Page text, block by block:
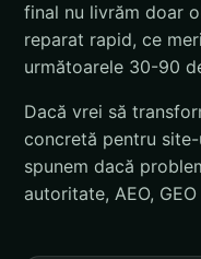
final nu livrăm doar
reparat rapid, ce
următoarele 30-90
Dacă vrei să
concretă pentru
spunem dacă
autoritate, AEO,